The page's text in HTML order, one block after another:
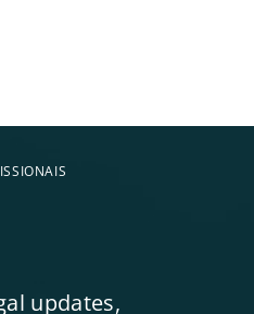
updates,